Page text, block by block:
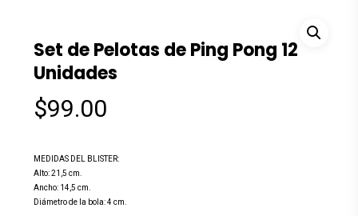
Set de Pelotas de Ping Pong 12
Unidades
$99.00
MEDIDAS DEL BLISTER:
Alto: 21,5 cm.
Ancho: 14,5 cm.
Diámetro de la bola: 4 cm.